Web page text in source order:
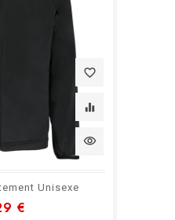
favorite_border
equalizer
visibility
Unisexe
€